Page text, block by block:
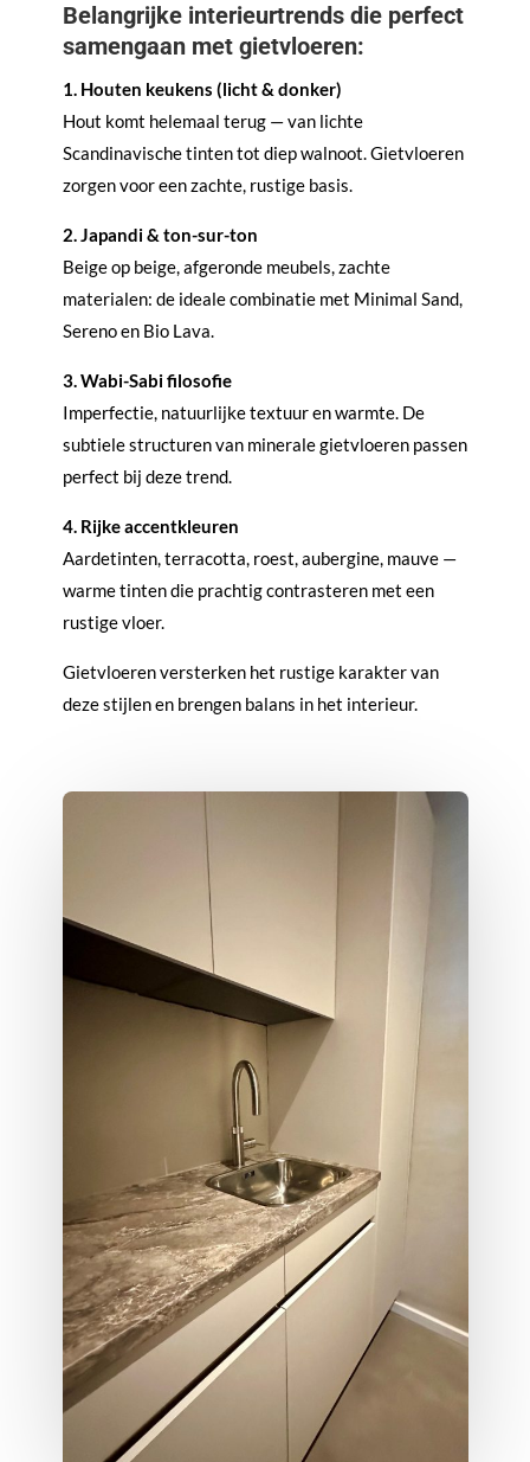
Belangrijke interieurtrends die perfect
samengaan met gietvloeren:
1. Houten keukens (licht & donker)
Hout komt helemaal terug — van lichte
Scandinavische tinten tot diep walnoot. Gietvloeren
zorgen voor een zachte, rustige basis.
2. Japandi & ton-sur-ton
Beige op beige, afgeronde meubels, zachte
materialen: de ideale combinatie met Minimal Sand,
Sereno en Bio Lava.
3. Wabi-Sabi filosofie
Imperfectie, natuurlijke textuur en warmte. De
subtiele structuren van minerale gietvloeren passen
perfect bij deze trend.
4. Rijke accentkleuren
Aardetinten, terracotta, roest, aubergine, mauve —
warme tinten die prachtig contrasteren met een
rustige vloer.
Gietvloeren versterken het rustige karakter van
deze stijlen en brengen balans in het interieur.